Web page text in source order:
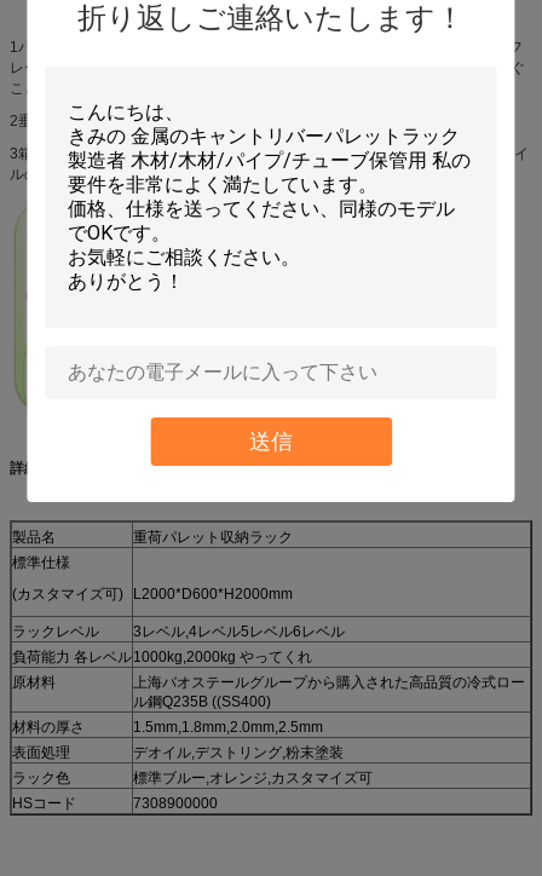
折り返しご連絡いたします！
送信
1パレット・ラックは,パレットのための特殊な貯蔵ラックです.それは,垂直なフ
レームと梁からできています.それは,スクリューのゆるぎのために不均衡を防ぐ
ことができます.
2垂直線上には 2つの穴の間には 75mm の線が 2つあります
3箱ビームは,両端に1回パンチ型のコネクタを持つ2つの閉ざされたCプロファイ
ルの溶接から構成されています.それは扭曲と歪みを防ぐことができます.
詳細は
製品名
重荷パレット収納ラック
標準仕様
(カスタマイズ可)
L2000*D600*H2000mm
ラックレベル
3レベル,4レベル5レベル6レベル
負荷能力 各レベル1000kg,2000kg やってくれ
原材料
上海バオステールグループから購入された高品質の冷式ロー
ル鋼Q235B ((SS400)
材料の厚さ
1.5mm,1.8mm,2.0mm,2.5mm
表面処理
デオイル,デストリング,粉末塗装
ラック色
標準ブルー,オレンジ,カスタマイズ可
HSコード
7308900000